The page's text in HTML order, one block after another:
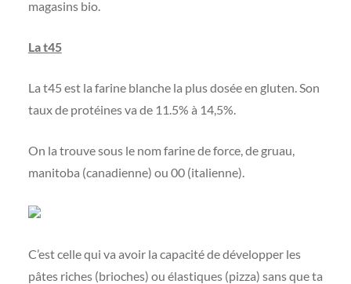
magasins bio.
La t45
La t45 est la farine blanche la plus dosée en gluten. Son
taux de protéines va de 11.5% à 14,5%.
On la trouve sous le nom farine de force, de gruau,
manitoba (canadienne) ou 00 (italienne).
C’est celle qui va avoir la capacité de développer les
pâtes riches (brioches) ou élastiques (pizza) sans que ta